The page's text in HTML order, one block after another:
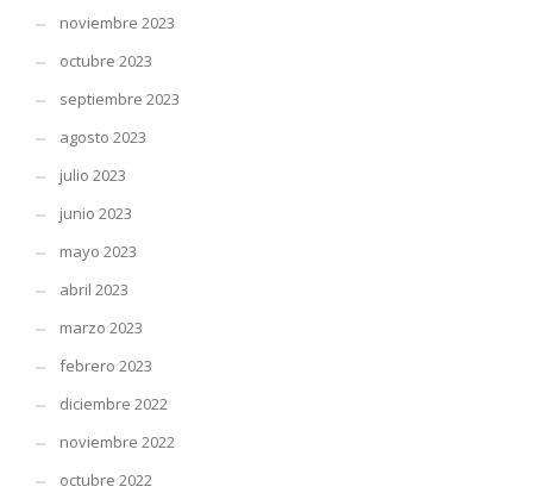
noviembre 2023
octubre 2023
septiembre 2023
agosto 2023
julio 2023
junio 2023
mayo 2023
abril 2023
marzo 2023
febrero 2023
diciembre 2022
noviembre 2022
octubre 2022